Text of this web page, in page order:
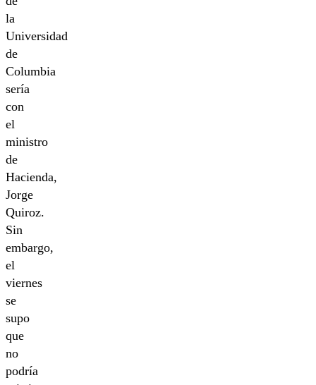
la
Universidad
de
Columbia
sería
con
el
ministro
de
Hacienda,
Jorge
Quiroz.
Sin
embargo,
el
viernes
se
supo
que
no
podría